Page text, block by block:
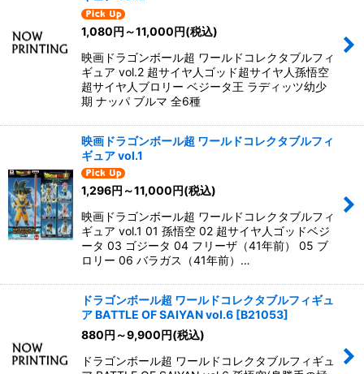
1,080円 ～11,000円(税込)
映画ドラゴンボール超 ワールドコレクタブルフィ
ギュア vol.2 超サイヤ人ゴッド超サイヤ人孫悟空
超サイヤ人ブロリー ベジータ王 ラディッツ幼少
期 ナッパ ブルマ 全6種
映画ドラゴンボール超 ワールドコレクタブルフィ
ギュア vol.1
1,296円 ～11,000円(税込)
映画ドラゴンボール超 ワールドコレクタブルフィ
ギュア vol.1 01 孫悟空 02 超サイヤ人ゴッドベジ
ータ 03 ゴジータ 04 フリーザ（41年前） 05 ブ
ロリー 06 バラガス（41年前）…
ドラゴンボール超 ワールドコレクタブルフィギュ
ア BATTLE OF SAIYAN vol.6 [B21053]
880円 ～9,900円(税込)
ドラゴンボール超 ワールドコレクタブルフィギュ